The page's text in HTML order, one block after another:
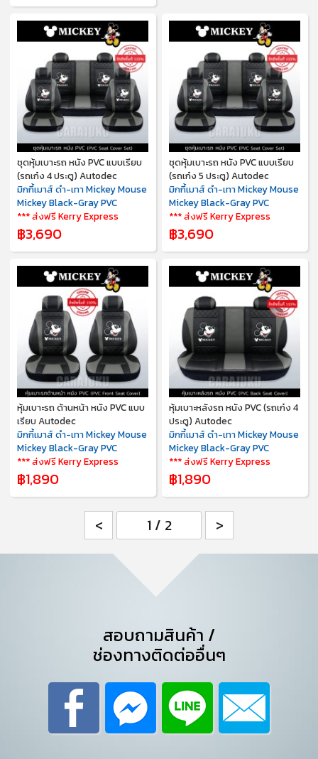
ชุดหุ้มเบาะรถ หนัง PVC แบบเรียบ
(รถเก๋ง 4 ประตู) Autodec
มิกกี้เมาส์ ดำ-เทา Mickey Mouse
Mickey Black-Gray PVC
*** ส่งฟรี Kerry Express
฿3,690
ชุดหุ้มเบาะรถ หนัง PVC แบบเรียบ
(รถเก๋ง 5 ประตู) Autodec
มิกกี้เมาส์ ดำ-เทา Mickey Mouse
Mickey Black-Gray PVC
*** ส่งฟรี Kerry Express
฿3,690
หุ้มเบาะรถ ด้านหน้า หนัง PVC แบบ
เรียบ Autodec
มิกกี้เมาส์ ดำ-เทา Mickey Mouse
Mickey Black-Gray PVC
*** ส่งฟรี Kerry Express
฿1,890
หุ้มเบาะหลังรถ หนัง PVC (รถเก๋ง 4
ประตู) Autodec
มิกกี้เมาส์ ดำ-เทา Mickey Mouse
Mickey Black-Gray PVC
*** ส่งฟรี Kerry Express
฿1,890
< >
สอบถามสินค้า /
ช่องทางติดต่ออื่นๆ